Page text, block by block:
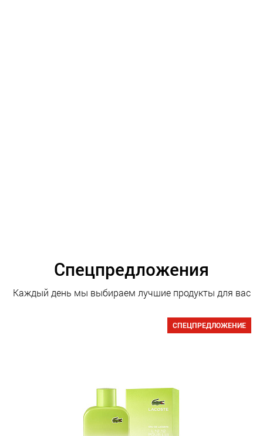
Спецпредложения
Каждый день мы выбираем лучшие продукты для вас
СПЕЦПРЕДЛОЖЕНИЕ